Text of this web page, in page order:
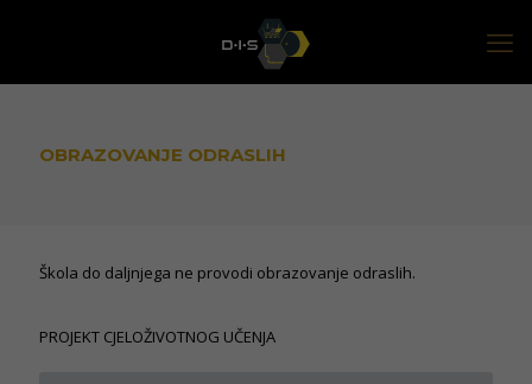
OBRAZOVANJE ODRASLIH
Škola do daljnjega ne provodi obrazovanje odraslih.
PROJEKT CJELOŽIVOTNOG UČENJA